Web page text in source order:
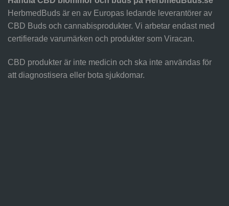
HerbmedBuds är en av Europas ledande leverantörer av
CBD Buds och cannabisprodukter. Vi arbetar endast med
certifierade varumärken och produkter som Viracan.
CBD produkter är inte medicin och ska inte användas för
att diagnostisera eller bota sjukdomar.